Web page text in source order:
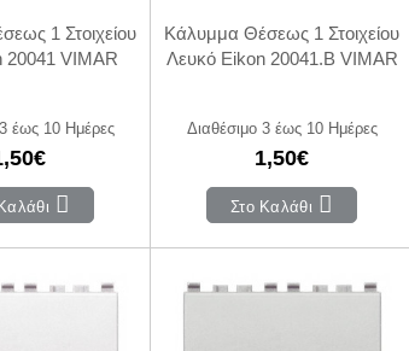
1 Στοιχείου
20041 VIMAR
έως 10 Ημέρες
Κάλυμμα Θέσεως 1 Στοιχείου
Λευκό Eikon 20041.B VIMAR
Διαθέσιμο 3 έως 10 Ημέρες
1,50€
Στο Καλάθι